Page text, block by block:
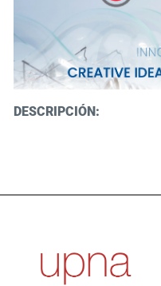
DESCRIPCIÓN: